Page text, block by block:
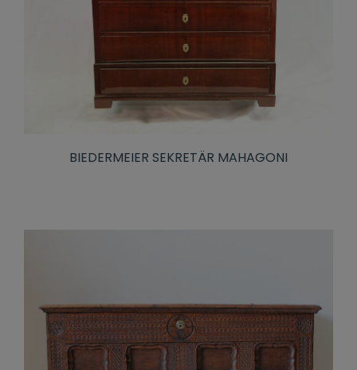
BIEDERMEIER SEKRETÄR MAHAGONI